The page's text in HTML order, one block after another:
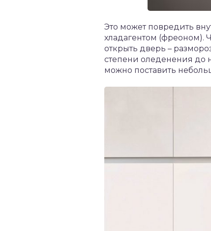
Это может повредить
хладагентом (фреоном).
открыть дверь –
степени оледенения до
можно поставить